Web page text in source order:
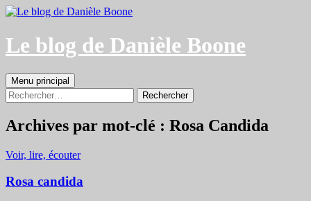
Aller
contenu
Le blog de Danièle Boone
Recherche
Menu principal
Rechercher :
Archives par mot-clé : Rosa Candida
Voir, lire, écouter
Rosa candida